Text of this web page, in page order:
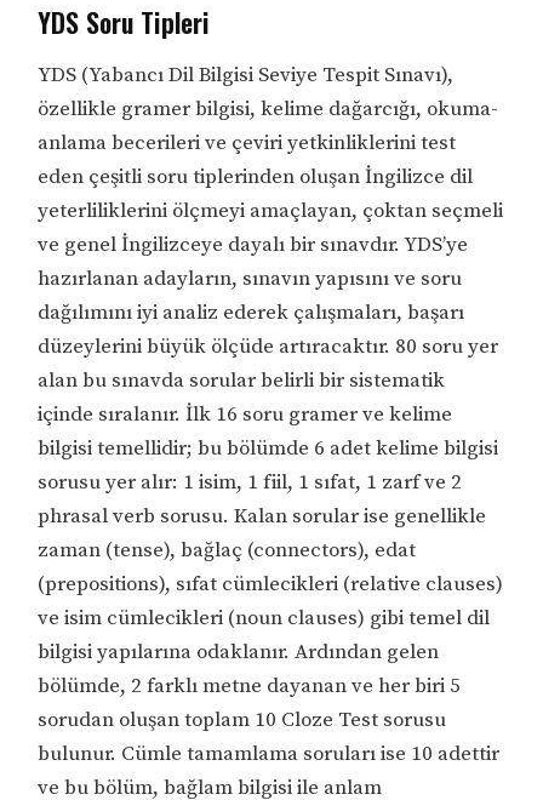
YDS Soru Tipleri
YDS (Yabancı Dil Bilgisi Seviye Tespit Sınavı),
özellikle gramer bilgisi, kelime dağarcığı, okuma-
anlama becerileri ve çeviri yetkinliklerini test
eden çeşitli soru tiplerinden oluşan İngilizce dil
yeterliliklerini ölçmeyi amaçlayan, çoktan seçmeli
ve genel İngilizceye dayalı bir sınavdır. YDS’ye
hazırlanan adayların, sınavın yapısını ve soru
dağılımını iyi analiz ederek çalışmaları, başarı
düzeylerini büyük ölçüde artıracaktır. 80 soru yer
alan bu sınavda sorular belirli bir sistematik
içinde sıralanır. İlk 16 soru gramer ve kelime
bilgisi temellidir; bu bölümde 6 adet kelime bilgisi
sorusu yer alır: 1 isim, 1 fiil, 1 sıfat, 1 zarf ve 2
phrasal verb sorusu. Kalan sorular ise genellikle
zaman (tense), bağlaç (connectors), edat
(prepositions), sıfat cümlecikleri (relative clauses)
ve isim cümlecikleri (noun clauses) gibi temel dil
bilgisi yapılarına odaklanır. Ardından gelen
bölümde, 2 farklı metne dayanan ve her biri 5
sorudan oluşan toplam 10 Cloze Test sorusu
bulunur. Cümle tamamlama soruları ise 10 adettir
ve bu bölüm, bağlam bilgisi ile anlam